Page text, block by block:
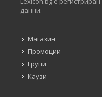
данни.
Магазин
Промоции
Групи
Каузи